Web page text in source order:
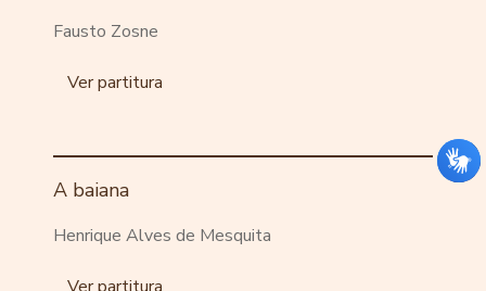
Fausto Zosne
Ver partitura
A baiana
Henrique Alves de Mesquita